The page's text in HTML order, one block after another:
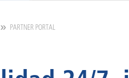
PARTNER PORTAL